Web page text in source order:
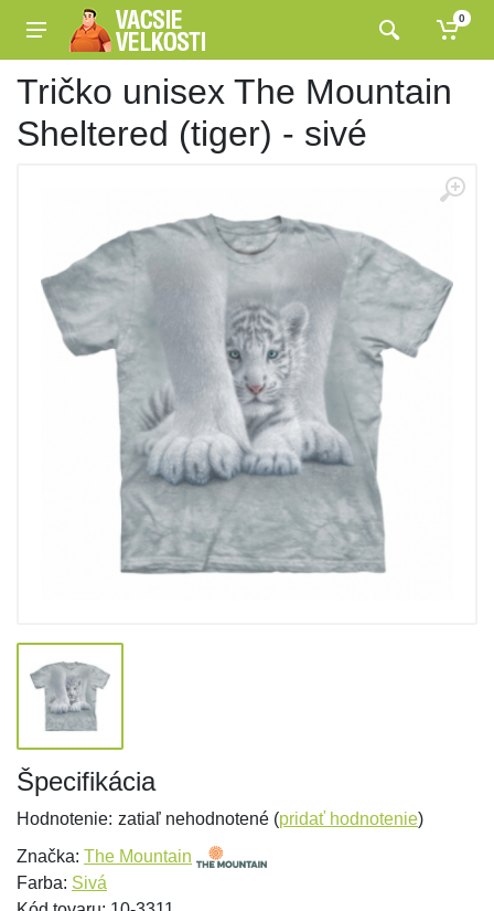
0
Tričko unisex The Mountain
Sheltered (tiger) - sivé
Špecifikácia
Hodnotenie: zatiaľ nehodnotené (pridať hodnotenie)
Značka: The Mountain
Farba: Sivá